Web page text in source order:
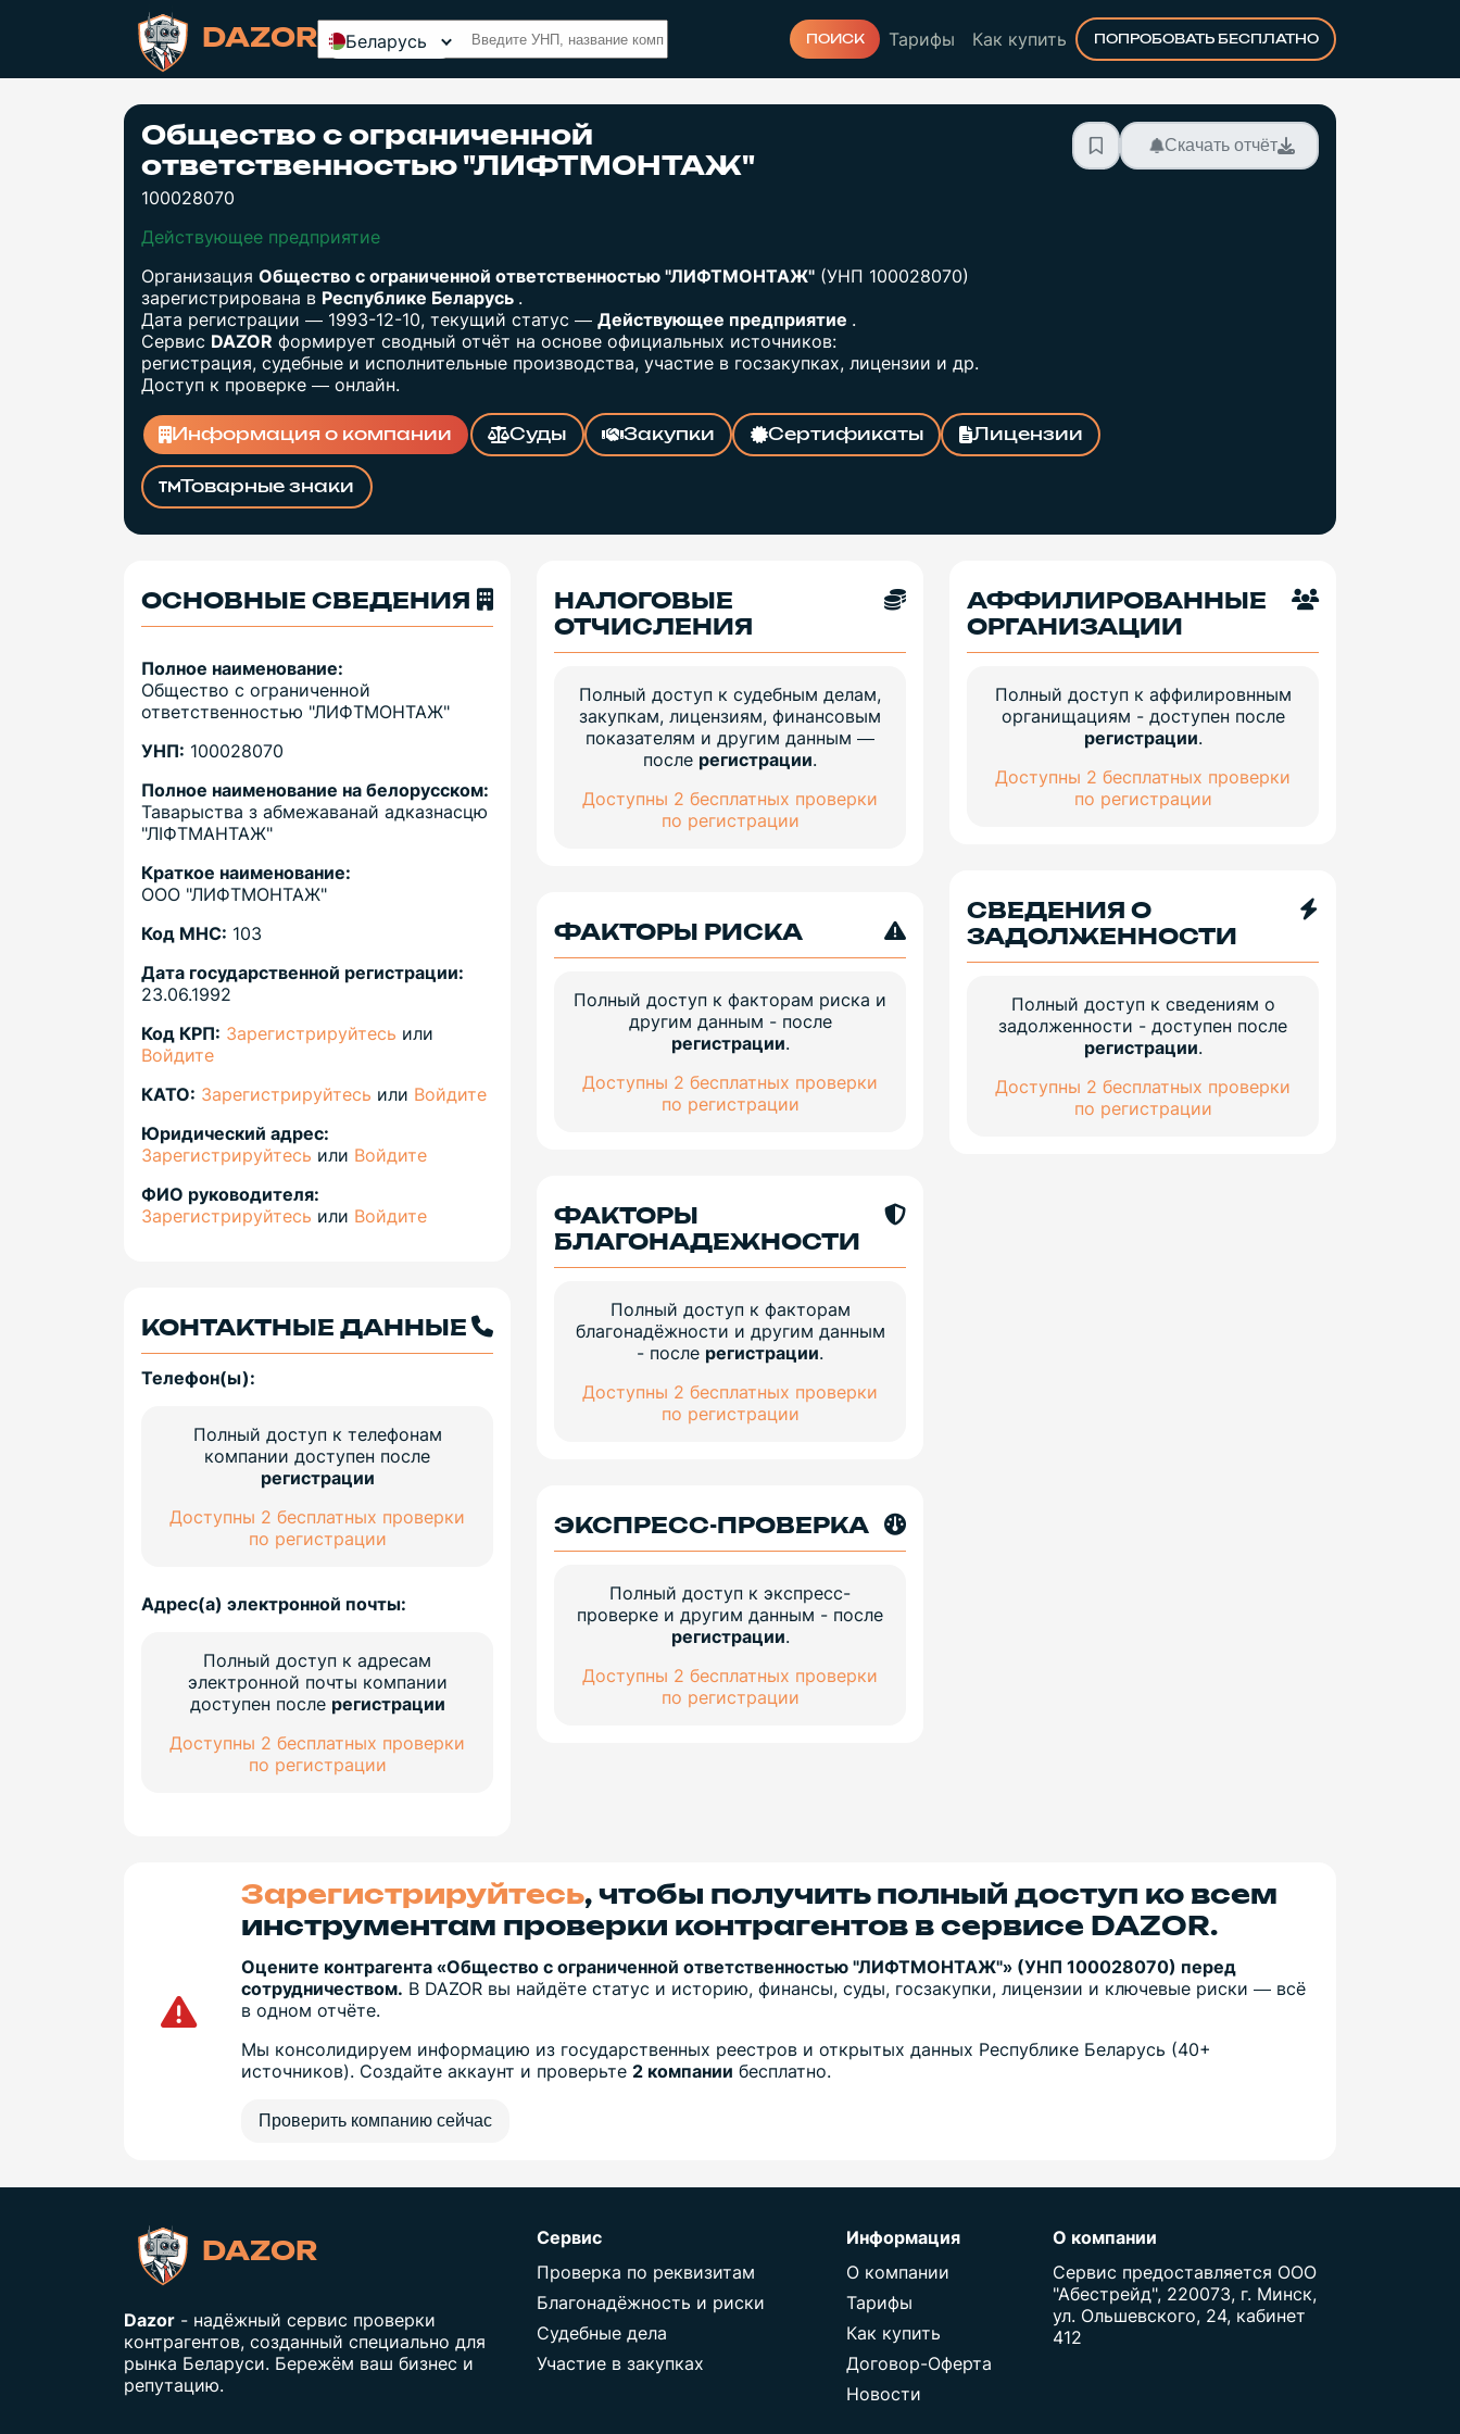
DAZOR Беларусь ПОИСК Тарифы Как купить ПОПРОБОВАТЬ БЕСПЛАТНО
Общество с ограниченной
ответственностью "ЛИФТМОНТАЖ"
100028070
Скачать отчёт
Действующее предприятие
Организация Общество с ограниченной ответственностью "ЛИФТМОНТАЖ" (УНП 100028070)
зарегистрирована в Республике Беларусь .
Дата регистрации — 1993-12-10, текущий статус — Действующее предприятие .
Сервис DAZOR формирует сводный отчёт на основе официальных источников:
регистрация, судебные и исполнительные производства, участие в госзакупках, лицензии и др.
Доступ к проверке — онлайн.
Информация о компании Суды Закупки Сертификаты Лицензии
Товарные знаки
ОСНОВНЫЕ СВЕДЕНИЯ
Полное наименование:
Общество с ограниченной
ответственностью "ЛИФТМОНТАЖ"
УНП: 100028070
Полное наименование на белорусском:
Таварыства з абмежаванай адказнасцю
"ЛIФТМАНТАЖ"
Краткое наименование:
ООО "ЛИФТМОНТАЖ"
Код МНС: 103
Дата государственной регистрации:
23.06.1992
Код КРП: Зарегистрируйтесь или
Войдите
КАТО: Зарегистрируйтесь или Войдите
Юридический адрес:
Зарегистрируйтесь или Войдите
ФИО руководителя:
Зарегистрируйтесь или Войдите
КОНТАКТНЫЕ ДАННЫЕ
Телефон(ы):
Полный доступ к телефонам
компании доступен после
регистрации
Доступны 2 бесплатных проверки
по регистрации
Адрес(а) электронной почты:
Полный доступ к адресам
электронной почты компании
доступен после регистрации
Доступны 2 бесплатных проверки
по регистрации
НАЛОГОВЫЕ
ОТЧИСЛЕНИЯ
Полный доступ к судебным делам,
закупкам, лицензиям, финансовым
показателям и другим данным —
после регистрации.
Доступны 2 бесплатных проверки
по регистрации
ФАКТОРЫ РИСКА
Полный доступ к факторам риска и
другим данным - после
регистрации.
Доступны 2 бесплатных проверки
по регистрации
ФАКТОРЫ
БЛАГОНАДЕЖНОСТИ
Полный доступ к факторам
благонадёжности и другим данным
- после регистрации.
Доступны 2 бесплатных проверки
по регистрации
ЭКСПРЕСС-ПРОВЕРКА
Полный доступ к экспресс-
проверке и другим данным - после
регистрации.
Доступны 2 бесплатных проверки
по регистрации
АФФИЛИРОВАННЫЕ
ОРГАНИЗАЦИИ
Полный доступ к аффилировнным
органищациям - доступен после
регистрации.
Доступны 2 бесплатных проверки
по регистрации
СВЕДЕНИЯ О
ЗАДОЛЖЕННОСТИ
Полный доступ к сведениям о
задолженности - доступен после
регистрации.
Доступны 2 бесплатных проверки
по регистрации
Зарегистрируйтесь, чтобы получить полный доступ ко всем
инструментам проверки контрагентов в сервисе DAZOR.
Оцените контрагента «Общество с ограниченной ответственностью "ЛИФТМОНТАЖ"» (УНП 100028070) перед
сотрудничеством. В DAZOR вы найдёте статус и историю, финансы, суды, госзакупки, лицензии и ключевые риски — всё
в одном отчёте.
Мы консолидируем информацию из государственных реестров и открытых данных Республике Беларусь (40+
источников). Создайте аккаунт и проверьте2 компании бесплатно.
Проверить компанию сейчас
DAZOR
Dazor - надёжный сервис проверки
контрагентов, созданный специально для
рынка Беларуси. Бережём ваш бизнес и
репутацию.
Сервис
Проверка по реквизитам
Благонадёжность и риски
Судебные дела
Участие в закупках
Информация
О компании
Тарифы
Как купить
Договор-Оферта
Новости
О компании
Сервис предоставляется ООО
"Абестрейд", 220073, г. Минск,
ул. Ольшевского, 24, кабинет
412